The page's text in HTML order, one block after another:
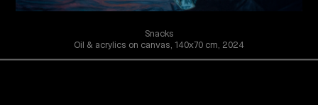
Snacks
Oil & acrylics on canvas, 140x70 cm, 2024